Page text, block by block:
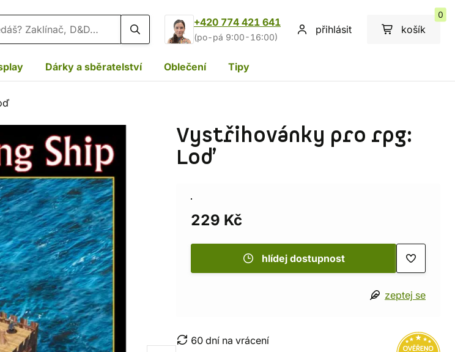
+420 774 421 641
(po-pá 9:00-16:00)
přihlásit košík
0
Dárky a sběratelství Oblečení Tipy
Vystřihovánky pro rpg:
Loď
229 Kč
hlídej dostupnost
zeptej se
60 dní na vrácení